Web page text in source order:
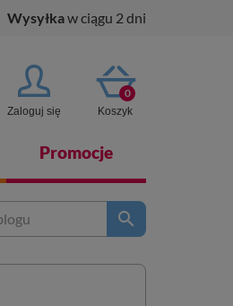
Wysyłkaw ciągu 2 dni
Zaloguj się
0
Koszyk
Promocje
search